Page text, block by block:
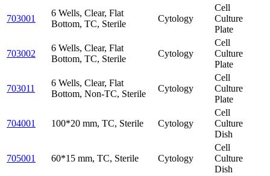
703001
6 Wells, Clear, Flat
Bottom, TC, Sterile
Cytology
Cell
Culture
Plate
703002
6 Wells, Clear, Flat
Bottom, TC, Sterile
Cytology
Cell
Culture
Plate
703011
6 Wells, Clear, Flat
Bottom, Non-TC, Sterile
Cytology
Cell
Culture
Plate
704001 100*20 mm, TC, Sterile Cytology
Cell
Culture
Dish
705001 60*15 mm, TC, Sterile Cytology
Cell
Culture
Dish